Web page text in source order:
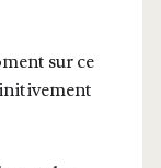
sur ce